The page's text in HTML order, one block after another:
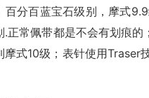
百分百蓝宝石级别，摩式
.正常佩带都是不会有划痕的
摩式10级；表针使用Traser